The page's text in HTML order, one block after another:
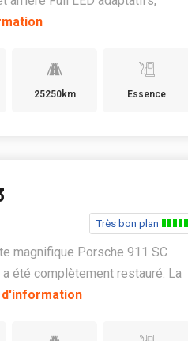
25250km Essence
Très bon plan
magnifique Porsche 911 SC
été complètement restauré. La
d'information